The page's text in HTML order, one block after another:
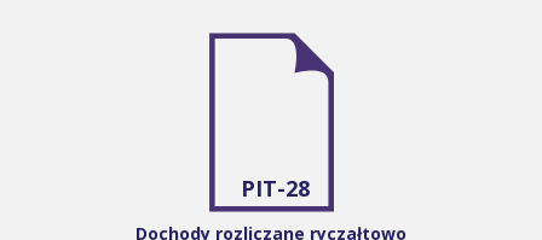
PIT-28
Dochody rozliczane ryczałtowo